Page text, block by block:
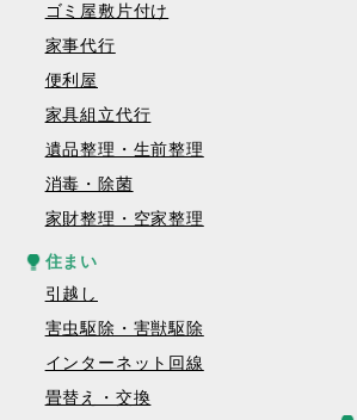
ゴミ屋敷片付け
家事代行
便利屋
家具組立代行
遺品整理・生前整理
消毒・除菌
家財整理・空家整理
住まい
引越し
害虫駆除・害獣駆除
インターネット回線
畳替え・交換